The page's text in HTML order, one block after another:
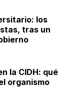
los
tras un
la CIDH: qué
organismo